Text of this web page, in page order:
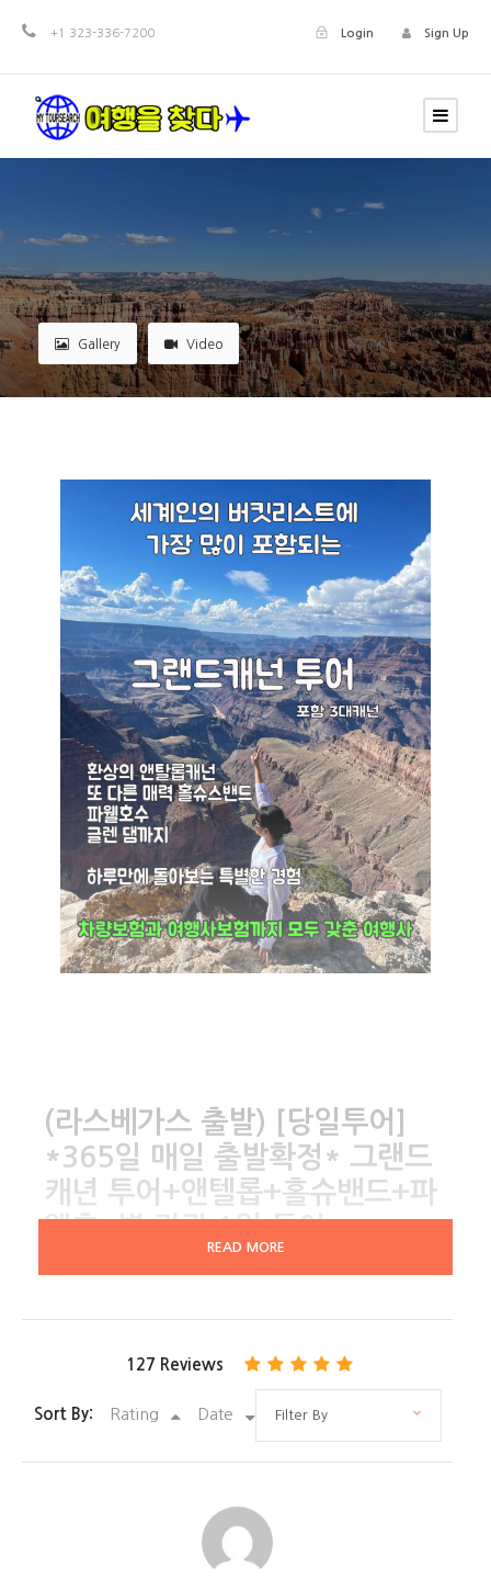
+1 323-336-7200 Login Sign Up
Gallery Video
(라스베가스 출발) [당일투어]
*365일 매일 출발확정* 그랜드
캐년 투어+앤텔롭+홀슈밴드+파
웰호+별 관광 1일 투어
(127 Reviews)
READ MORE
127 Reviews
Sort By: Rating Date